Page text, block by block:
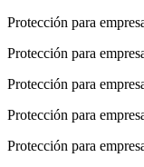
Protección para
Protección para
Protección para
Protección para
Protección para